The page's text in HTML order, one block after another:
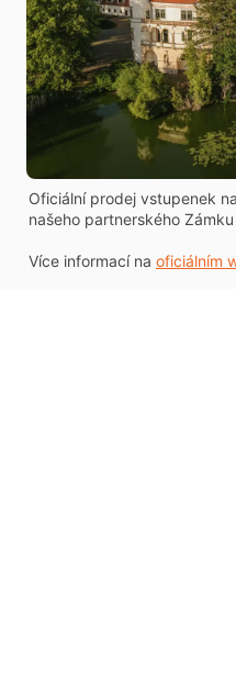
Oficiální prodej vstupenek
našeho partnerského
Více informací na oficiálním